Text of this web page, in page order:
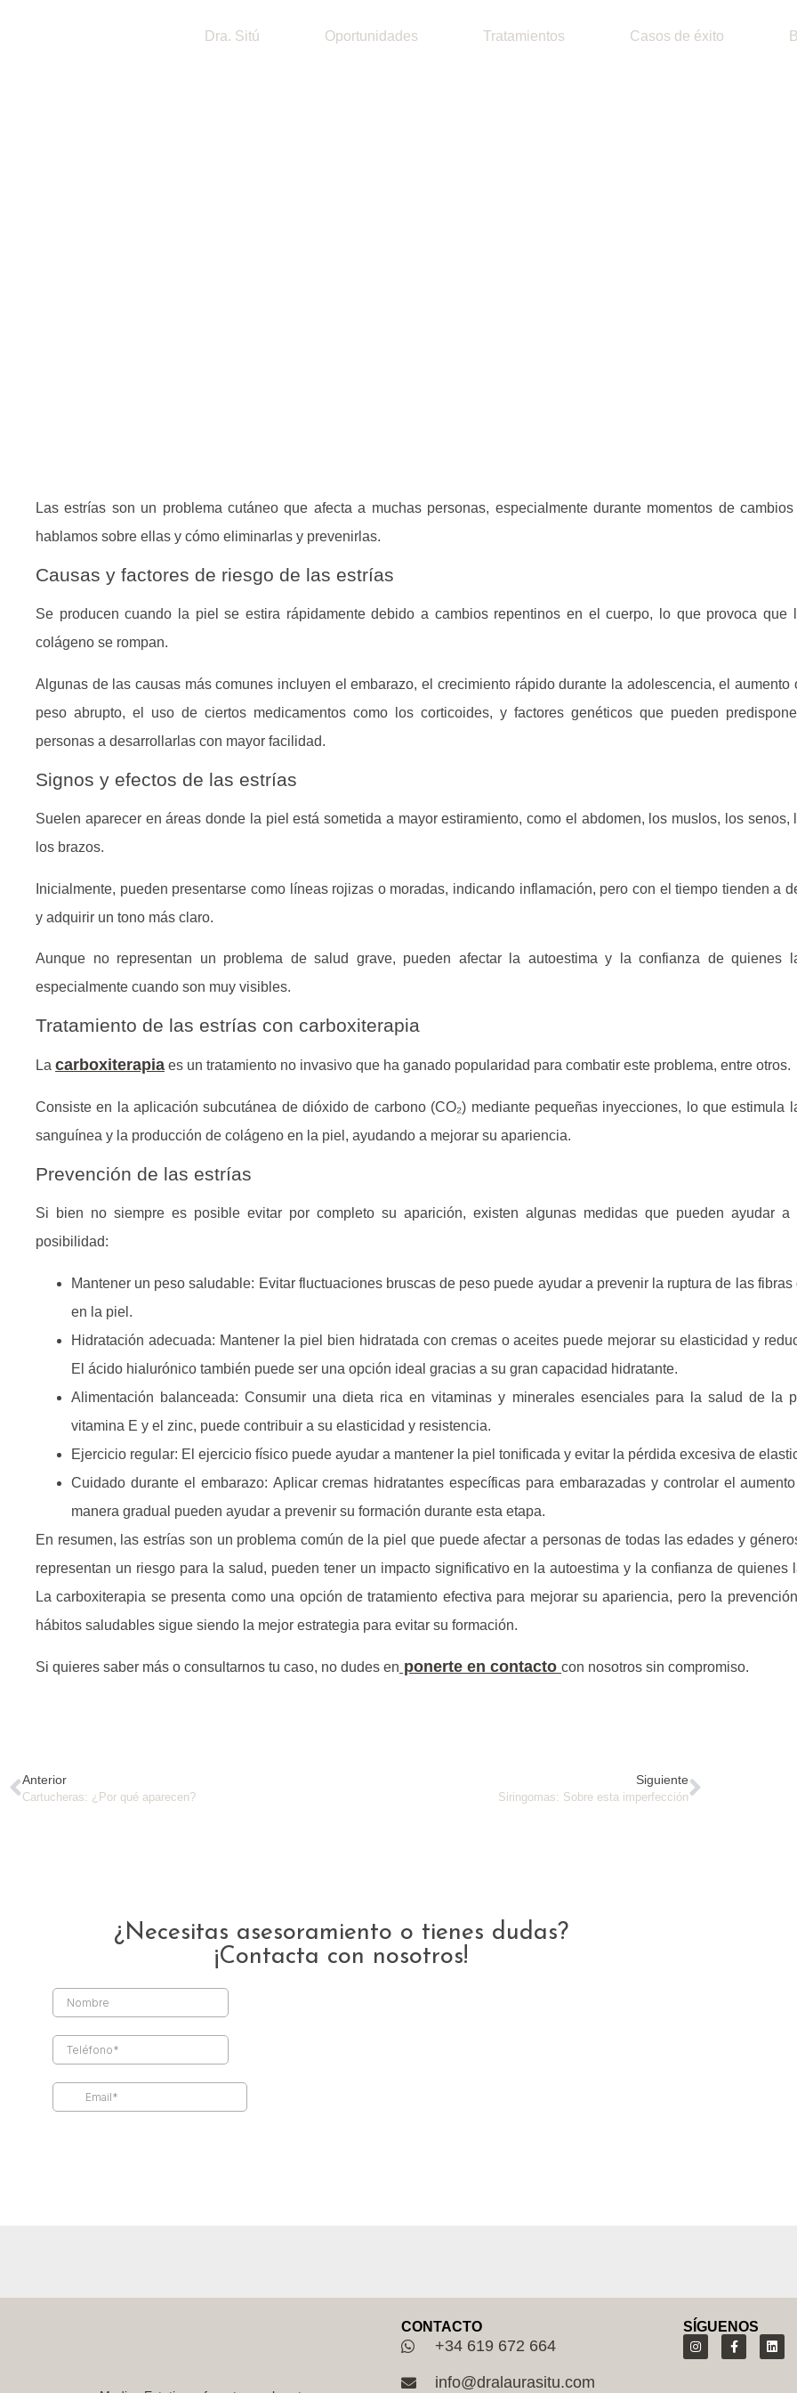
Dra. Sitú Oportunidades Tratamientos Casos de éxito
Lasestrías son un problema cutáneo que afecta a muchas personas, especialmente durante momentos de
hablamos sobre ellas y cómo eliminarlas y prevenirlas.
Causas y factores de riesgo de las estrías
Se producen cuando la piel se estira rápidamente debido a cambios repentinos en el cuerpo, lo que provoca que
colágeno se rompan.
Algunas de las causas más comunes incluyen el embarazo, el crecimiento rápido durante la adolescencia, el aumento
peso abrupto, el uso de ciertos medicamentos como los corticoides, y factores genéticos que pueden
personas a desarrollarlas con mayor facilidad.
Signos y efectos de las estrías
Suelen aparecer en áreas donde la piel está sometida a mayor estiramiento, como el abdomen, los muslos, los senos,
los brazos.
Inicialmente, pueden presentarse como líneas rojizas o moradas, indicando inflamación, pero con el tiempo tienden a
y adquirir un tono más claro.
Aunque no representan un problema de salud grave, pueden afectar la autoestima y la confianza de quienes
especialmente cuando son muy visibles.
Tratamiento de las estrías con carboxiterapia
La carboxiterapia es un tratamiento no invasivo que ha ganado popularidad para combatir este problema, entre otros.
Consiste en la aplicación subcutánea de dióxido de carbono (CO₂) mediante pequeñas inyecciones, lo que estimula
sanguínea y la producción de colágeno en la piel, ayudando a mejorar su apariencia.
Prevención de las estrías
Si bien no siempre es posible evitar por completo su aparición, existen algunas medidas que pueden ayudar a
posibilidad:
Mantener un peso saludable: Evitar fluctuaciones bruscas de peso puede ayudar a prevenir la ruptura de las
en la piel.
Hidratación adecuada: Mantener la piel bien hidratada con cremas o aceites puede mejorar su elasticidad y
El ácido hialurónico también puede ser una opción ideal gracias a su gran capacidad hidratante.
Alimentación balanceada: Consumir una dieta rica en vitaminas y minerales esenciales para la salud de la
vitamina E y el zinc, puede contribuir a su elasticidad y resistencia.
Ejercicio regular: El ejercicio físico puede ayudar a mantener la piel tonificada y evitar la pérdida excesiva de
Cuidado durante el embarazo: Aplicar cremas hidratantes específicas para embarazadas y controlar el
manera gradual pueden ayudar a prevenir su formación durante esta etapa.
En resumen, las estrías son un problema común de la piel que puede afectar a personas de todas las edades y
representan un riesgo para la salud, pueden tener un impacto significativo en la autoestima y la confianza de quienes
La carboxiterapia se presenta como una opción de tratamiento efectiva para mejorar su apariencia, pero la
hábitos saludables sigue siendo la mejor estrategia para evitar su formación.
Si quieres saber más o consultarnos tu caso, no dudes en ponerte en contacto con nosotros sin compromiso.
Anterior
Cartucheras: ¿Por qué aparecen?
Siguiente
Siringomas: Sobre esta imperfección
¿Necesitas asesoramiento o tienes dudas?
¡Contacta con nosotros!
CONTACTO
+34 619 672 664
info@dralaurasitu.com
SÍGUENOS